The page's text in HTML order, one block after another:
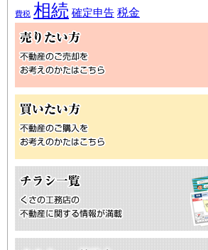
費税 相続 確定申告 税金